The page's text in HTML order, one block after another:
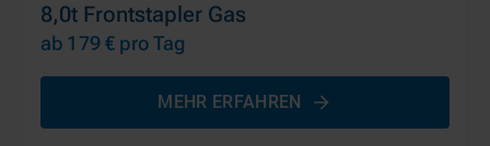
8,0t Frontstapler Gas
ab 179 € pro Tag
MEHR ERFAHREN